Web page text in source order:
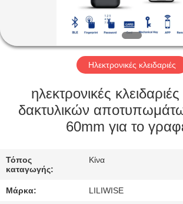
ΓΎΡΟΣ
ΕΡΓΟΣΤΑΣΊΩΝ
ΠΟΙΟΤΙΚΌΣ
ΈΛΕΓΧΟΣ
ΜΑΣ
ΕΛΆΤΕ
Ηλεκτρονικές κλειδαριές
ηλεκτρονικές
δακτυλικών
60mm για το
Τόπος
καταγωγής:
Κίνα
Μάρκα: LILIWISE